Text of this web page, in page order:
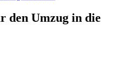
Schweiz – Beiladung oder
Festpreis ohne
Umzugsexperten seit 1999.